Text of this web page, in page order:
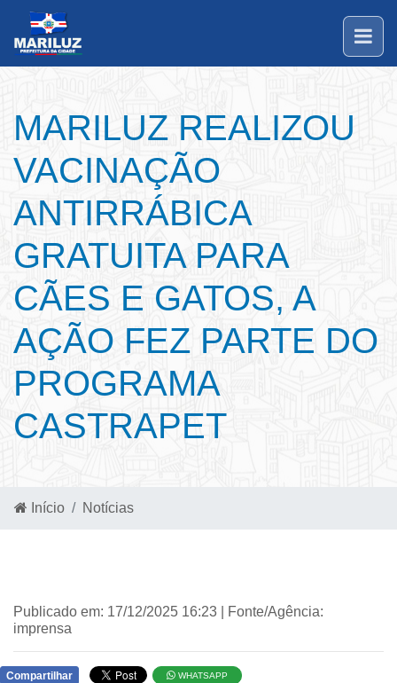
MARILUZ REALIZOU
VACINAÇÃO
ANTIRRÁBICA
GRATUITA PARA
CÃES E GATOS, A
AÇÃO FEZ PARTE DO
PROGRAMA
CASTRAPET
Início Notícias
Publicado em: 17/12/2025 16:23 | Fonte/Agência:
imprensa
Compartilhar WHATSAPP